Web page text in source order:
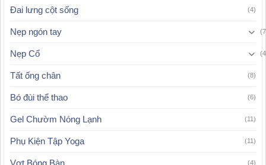
Đai lưng cột sống (4)
Nẹp ngón tay
Nẹp Cổ
Tất ống chân (8)
Bó đùi thể thao (6)
Gel Chườm Nóng Lạnh (11)
Phụ Kiện Tập Yoga (11)
Vợt Bóng Bàn (4)